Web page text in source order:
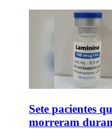
Sete pacientes
morreram